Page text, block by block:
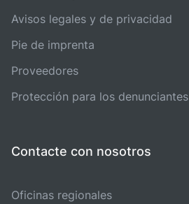
Avisos legales y de privacidad
Pie de imprenta
Proveedores
Protección para los denunciantes
Contacte con nosotros
Oficinas regionales